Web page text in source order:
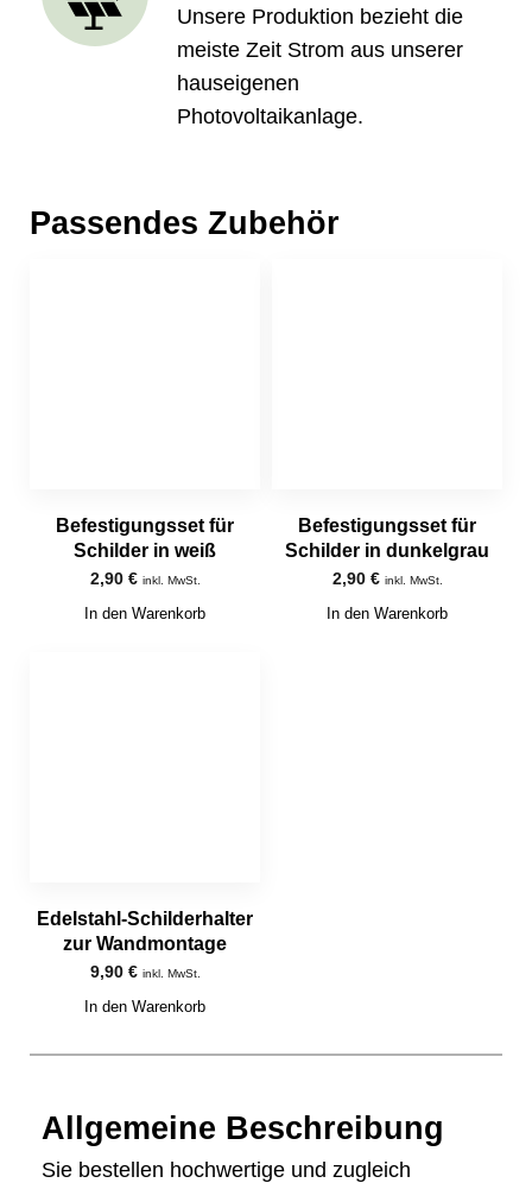
Unsere Produktion bezieht die
meiste Zeit Strom aus unserer
hauseigenen
Photovoltaikanlage.
Passendes Zubehör
Befestigungsset für
Schilder in weiß
2,90 € inkl. MwSt.
In den Warenkorb
Befestigungsset für
Schilder in dunkelgrau
2,90 € inkl. MwSt.
In den Warenkorb
Edelstahl-Schilderhalter
zur Wandmontage
9,90 € inkl. MwSt.
In den Warenkorb
Allgemeine Beschreibung
Sie bestellen hochwertige und zugleich